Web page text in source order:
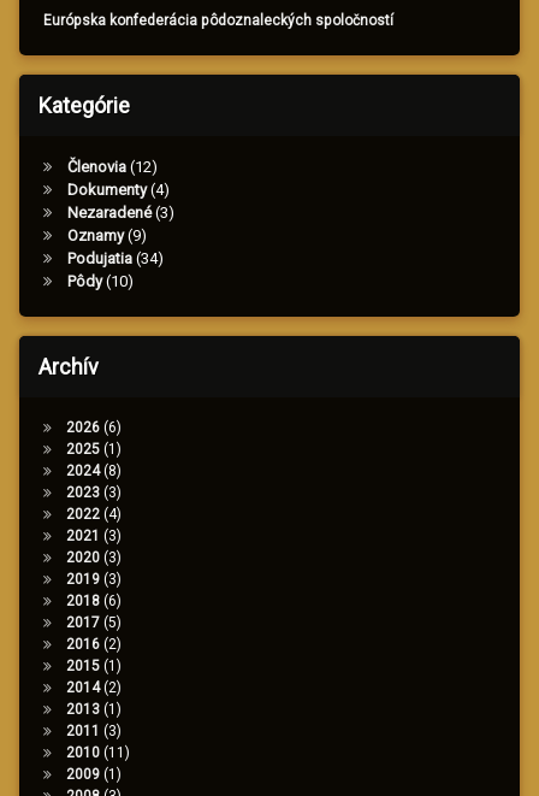
Európska konfederácia pôdoznaleckých spoločností
Kategórie
Členovia (12)
Dokumenty(4)
Nezaradené(3)
Oznamy(9)
Podujatia (34)
Pôdy(10)
Archív
2026(6)
2025(1)
2024(8)
2023(3)
2022(4)
2021 (3)
2020(3)
2019(3)
2018(6)
2017(5)
2016(2)
2015(1)
2014(2)
2013(1)
2011 (3)
2010(11)
2009(1)